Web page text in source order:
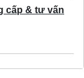
cấp & tư vấn